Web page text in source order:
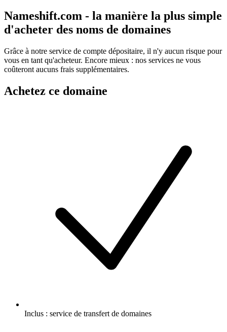
Nameshift.com - la manière la plus simple
d'acheter des noms de domaines
Grâce à notre service de compte dépositaire, il n'y aucun risque pour
vous en tant qu'acheteur. Encore mieux : nos services ne vous
coûteront aucuns frais supplémentaires.
Achetez ce domaine
Inclus : service de transfert de domaines